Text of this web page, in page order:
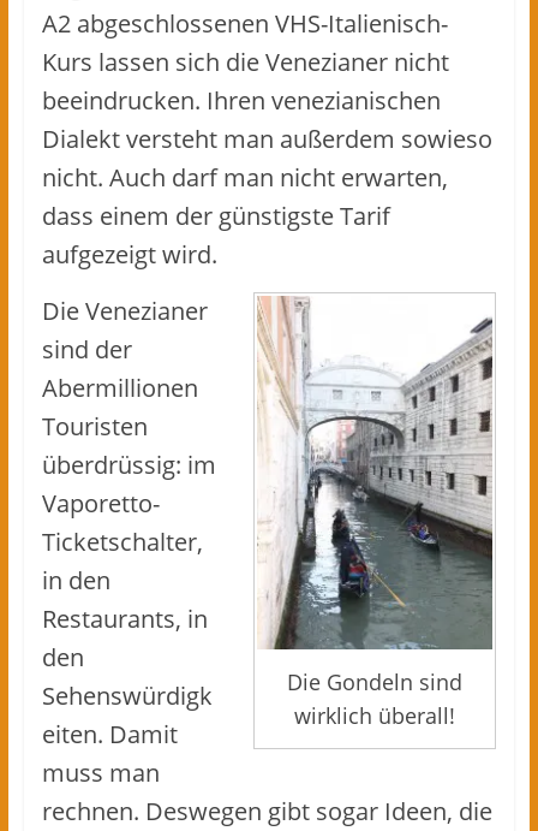
A2 abgeschlossenen VHS-Italienisch-
Kurs lassen sich die Venezianer nicht
beeindrucken. Ihren venezianischen
Dialekt versteht man außerdem sowieso
nicht. Auch darf man nicht erwarten,
dass einem der günstigste Tarif
aufgezeigt wird.
Die Gondeln sind
wirklich überall!
Die Venezianer
sind der
Abermillionen
Touristen
überdrüssig: im
Vaporetto-
Ticketschalter,
in den
Restaurants, in
den
Sehenswürdigk
eiten. Damit
muss man
rechnen. Deswegen gibt sogar Ideen, die